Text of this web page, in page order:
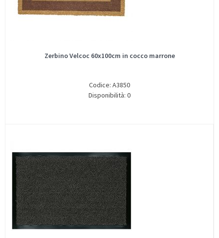
Zerbino Velcoc 60x100cm in cocco marrone
Codice: A3850
Disponibilità: 0